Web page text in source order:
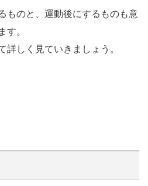
ものと、運動後にするものも意
す。
詳しく見ていきましょう。